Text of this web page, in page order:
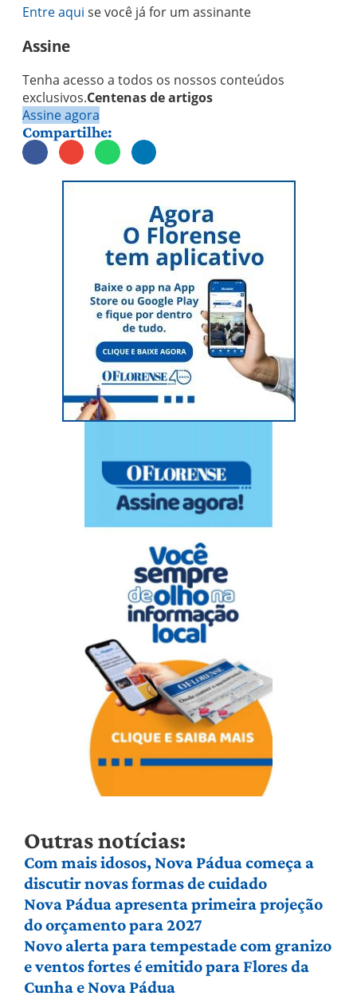
Entre aqui se você já for um assinante
Assine
Tenha acesso a todos os nossos conteúdos
exclusivos.Centenas de artigos
Assine agora
Compartilhe:
Outras notícias:
Com mais idosos, Nova Pádua começa a
discutir novas formas de cuidado
Nova Pádua apresenta primeira projeção
do orçamento para 2027
Novo alerta para tempestade com granizo
e ventos fortes é emitido para Flores da
Cunha e Nova Pádua